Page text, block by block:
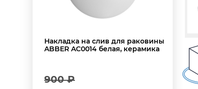
Накладка на слив для раковины
ABBER AC0014 белая, керамика
900 ₽